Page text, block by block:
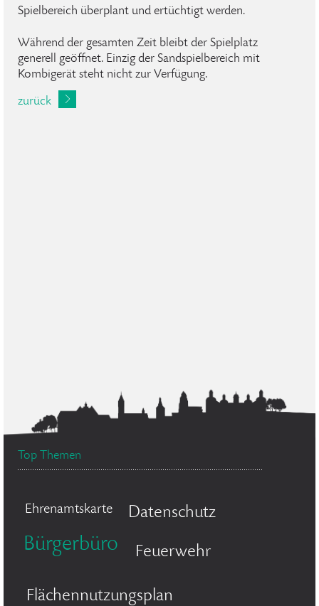
Spielbereich überplant und ertüchtigt werden.
Während der gesamten Zeit bleibt der Spielplatz
generell geöffnet. Einzig der Sandspielbereich mit
Kombigerät steht nicht zur Verfügung.
zurück
Top Themen
Ehrenamtskarte Datenschutz
Bürgerbüro Feuerwehr
Flächennutzungsplan